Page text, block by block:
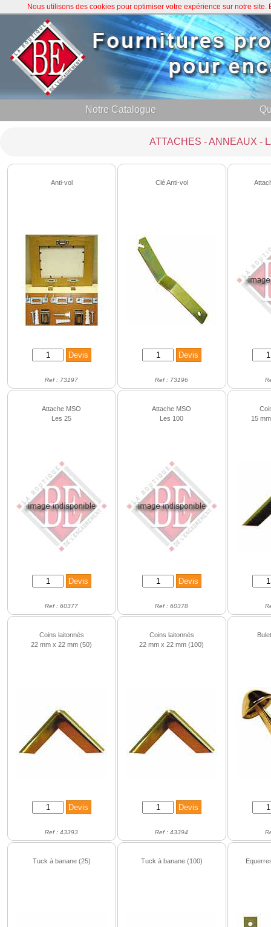
Notre Catalogue
ATTACHES - ANNEAUX -
Anti-vol
Ref : 73197
Clé Anti-vol
Ref : 73196
Attache MSO
Les 25
Ref : 60377
Attache MSO
Les 100
Ref : 60378
15
Coins laitonnés
22 mm x 22 mm (50)
Ref : 43393
Coins laitonnés
22 mm x 22 mm (100)
Ref : 43394
Tuck à banane (25) Tuck à banane (100)
Nous utilisons des cookies pour optimiser votre expérience sur notre